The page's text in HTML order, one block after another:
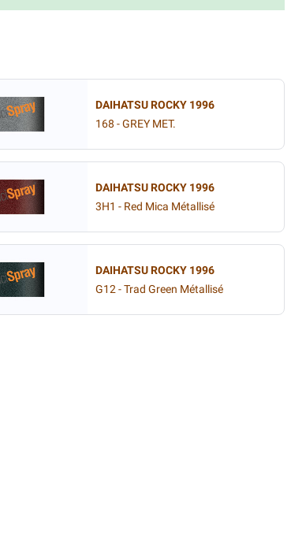
DAIHATSU ROCKY 1996
168 - GREY MET.
DAIHATSU ROCKY 1996
3H1 - Red Mica Métallisé
DAIHATSU ROCKY 1996
G12 - Trad Green Métallisé